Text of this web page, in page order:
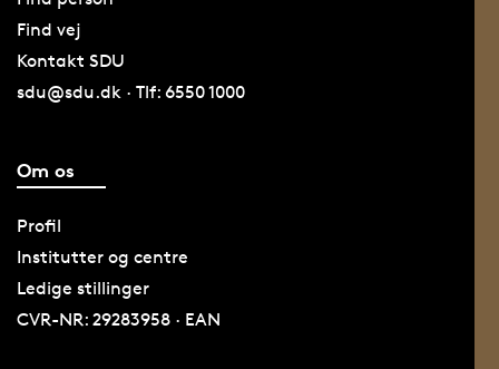
Find vej
Kontakt SDU
sdu@sdu.dk · Tlf: 6550 1000
Om os
Profil
Institutter og centre
Ledige stillinger
CVR-NR: 29283958 · EAN